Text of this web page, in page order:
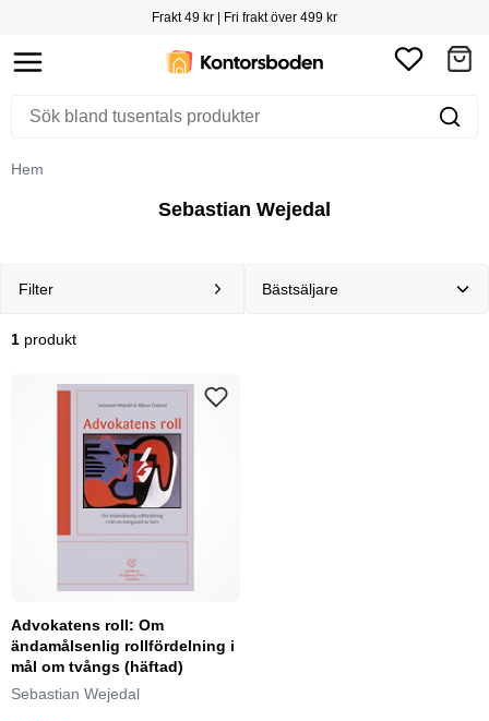
Frakt 49 kr | Fri frakt över 499 kr
Hem
Sebastian Wejedal
Filter
1 produkt
Advokatens roll: Om
ändamålsenlig rollfördelning i
mål om tvångs (häftad)
Sebastian Wejedal